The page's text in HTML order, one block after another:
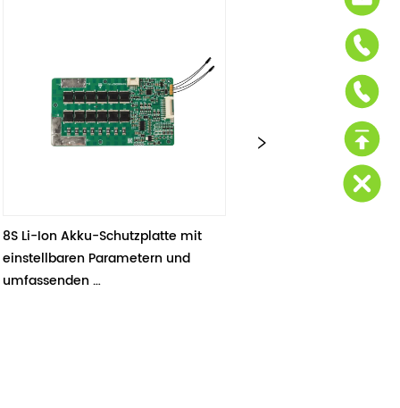
Schutzplatte mit
Parametern und
10S Lithium-Akku-Lade- /
Entladeschutzplatine für 36V 37V